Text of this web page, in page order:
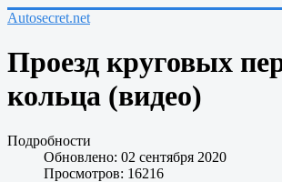
Autosecret.net
Проезд круговых
кольца (видео)
Подробности
Обновлено: 02 сентября 2020
Просмотров: 16216